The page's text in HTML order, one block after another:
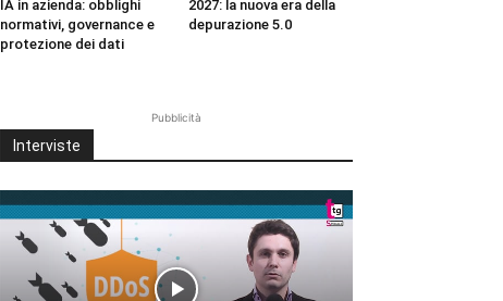
IA in azienda: obblighi
normativi, governance e
protezione dei dati
2027: la nuova era della
depurazione 5.0
Pubblicità
Interviste